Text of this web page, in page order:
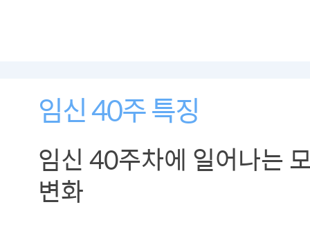
임신 40주 특징
임신 40주차에 일어나는
변화